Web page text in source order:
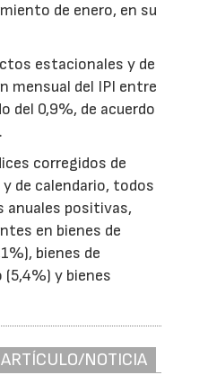
de enero, en su
estacionales y de
mensual del IPI entre
del 0,9%, de acuerdo
corregidos de
de calendario, todos
anuales positivas,
en bienes de
bienes de
y bienes
NOTICIA